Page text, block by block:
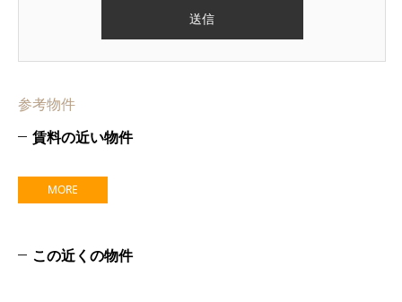
参考物件
賃料の近い物件
MORE
この近くの物件